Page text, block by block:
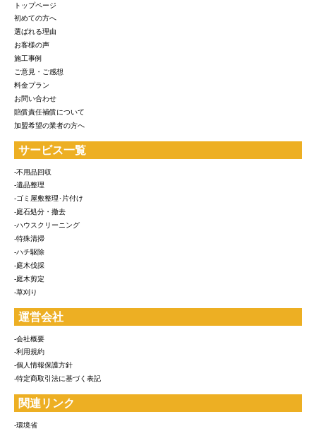
トップページ
初めての方へ
選ばれる理由
お客様の声
施工事例
ご意見・ご感想
料金プラン
お問い合わせ
賠償責任補償について
加盟希望の業者の方へ
サービス一覧
-不用品回収
-遺品整理
-ゴミ屋敷整理･片付け
-庭石処分・撤去
-ハウスクリーニング
-特殊清掃
-ハチ駆除
-庭木伐採
-庭木剪定
-草刈り
運営会社
-会社概要
-利用規約
-個人情報保護方針
-特定商取引法に基づく表記
関連リンク
-環境省